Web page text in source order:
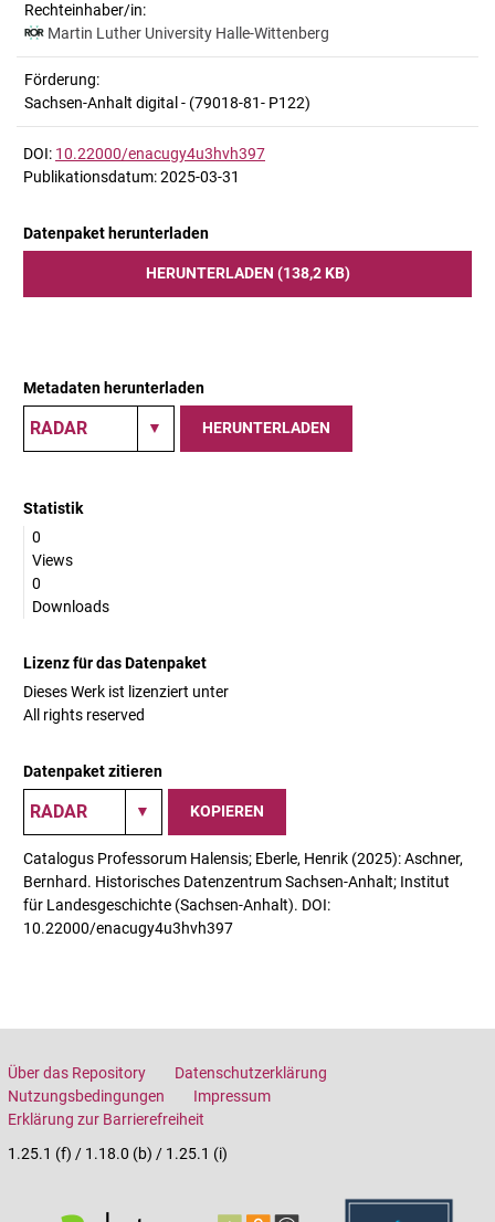
Rechteinhaber/in:
Martin Luther University Halle-Wittenberg
Förderung:
Sachsen-Anhalt digital - (79018-81- P122)
DOI: 10.22000/enacugy4u3hvh397
Publikationsdatum: 2025-03-31
Datenpaket herunterladen
HERUNTERLADEN (138,2 KB)
Metadaten herunterladen
HERUNTERLADEN
Statistik
0
Views
0
Downloads
Lizenz für das Datenpaket
Dieses Werk ist lizenziert unter
All rights reserved
Datenpaket zitieren
KOPIEREN
Catalogus Professorum Halensis; Eberle, Henrik (2025): Aschner,
Bernhard. Historisches Datenzentrum Sachsen-Anhalt; Institut
für Landesgeschichte (Sachsen-Anhalt). DOI:
10.22000/enacugy4u3hvh397
Über das Repository
Datenschutzerklärung
Nutzungsbedingungen
Impressum
Erklärung zur Barrierefreiheit
1.25.1 (f) / 1.18.0 (b) / 1.25.1 (i)